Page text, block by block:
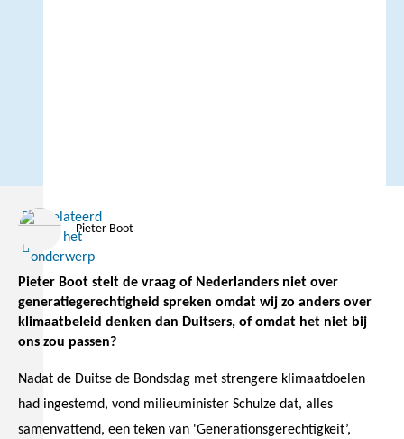
Gerelateerd
Over het
onderwerp
Pieter Boot
Lees
Pieter Boot stelt de vraag of Nederlanders niet over
generatiegerechtigheid spreken omdat wij zo anders over
klimaatbeleid denken dan Duitsers, of omdat het niet bij
ons zou passen?
Nadat de Duitse de Bondsdag met strengere klimaatdoelen
had ingestemd, vond milieuminister Schulze dat, alles
samenvattend, een teken van 'Generationsgerechtigkeit’,